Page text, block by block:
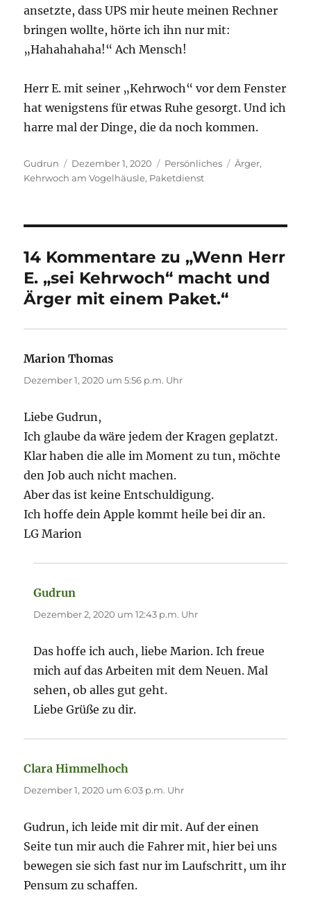
ansetzte, dass UPS mir heute meinen Rechner
bringen wollte, hörte ich ihn nur mit:
„Hahahahaha!“ Ach Mensch!
Herr E. mit seiner „Kehrwoch“ vor dem Fenster
hat wenigstens für etwas Ruhe gesorgt. Und ich
harre mal der Dinge, die da noch kommen.
Autor
Gudrun
Veröffentlicht
am
Dezember 1, 2020 Kategorien
Persönliches Schlagwörter
Ärger,
Kehrwoch am Vogelhäusle, Paketdienst
14 Kommentare zu „Wenn Herr
E. „sei Kehrwoch“ macht und
Ärger mit einem Paket.“
Marion Thomas
Dezember 1, 2020 um 5:56 p.m. Uhr
Liebe Gudrun,
Ich glaube da wäre jedem der Kragen geplatzt.
Klar haben die alle im Moment zu tun, möchte
den Job auch nicht machen.
Aber das ist keine Entschuldigung.
Ich hoffe dein Apple kommt heile bei dir an.
LG Marion
Gudrun
Dezember 2, 2020 um 12:43 p.m. Uhr
Das hoffe ich auch, liebe Marion. Ich freue
mich auf das Arbeiten mit dem Neuen. Mal
sehen, ob alles gut geht.
Liebe Grüße zu dir.
Clara Himmelhoch
Dezember 1, 2020 um 6:03 p.m. Uhr
Gudrun, ich leide mit dir mit. Auf der einen
Seite tun mir auch die Fahrer mit, hier bei uns
bewegen sie sich fast nur im Laufschritt, um ihr
Pensum zu schaffen.